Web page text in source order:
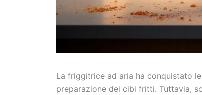
La friggitrice ad aria ha conquistato
preparazione dei cibi fritti. Tuttavia,